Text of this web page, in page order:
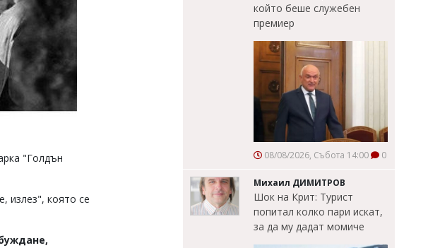
"Голдън
излез", която се
който беше служебен
премиер
08/08/2026, Събота 14:00 0
Михаил ДИМИТРОВ
Шок на Крит: Турист
попитал колко пари искат,
за да му дадат момиче